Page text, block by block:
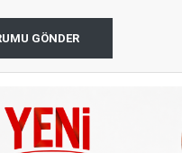
GÖNDER